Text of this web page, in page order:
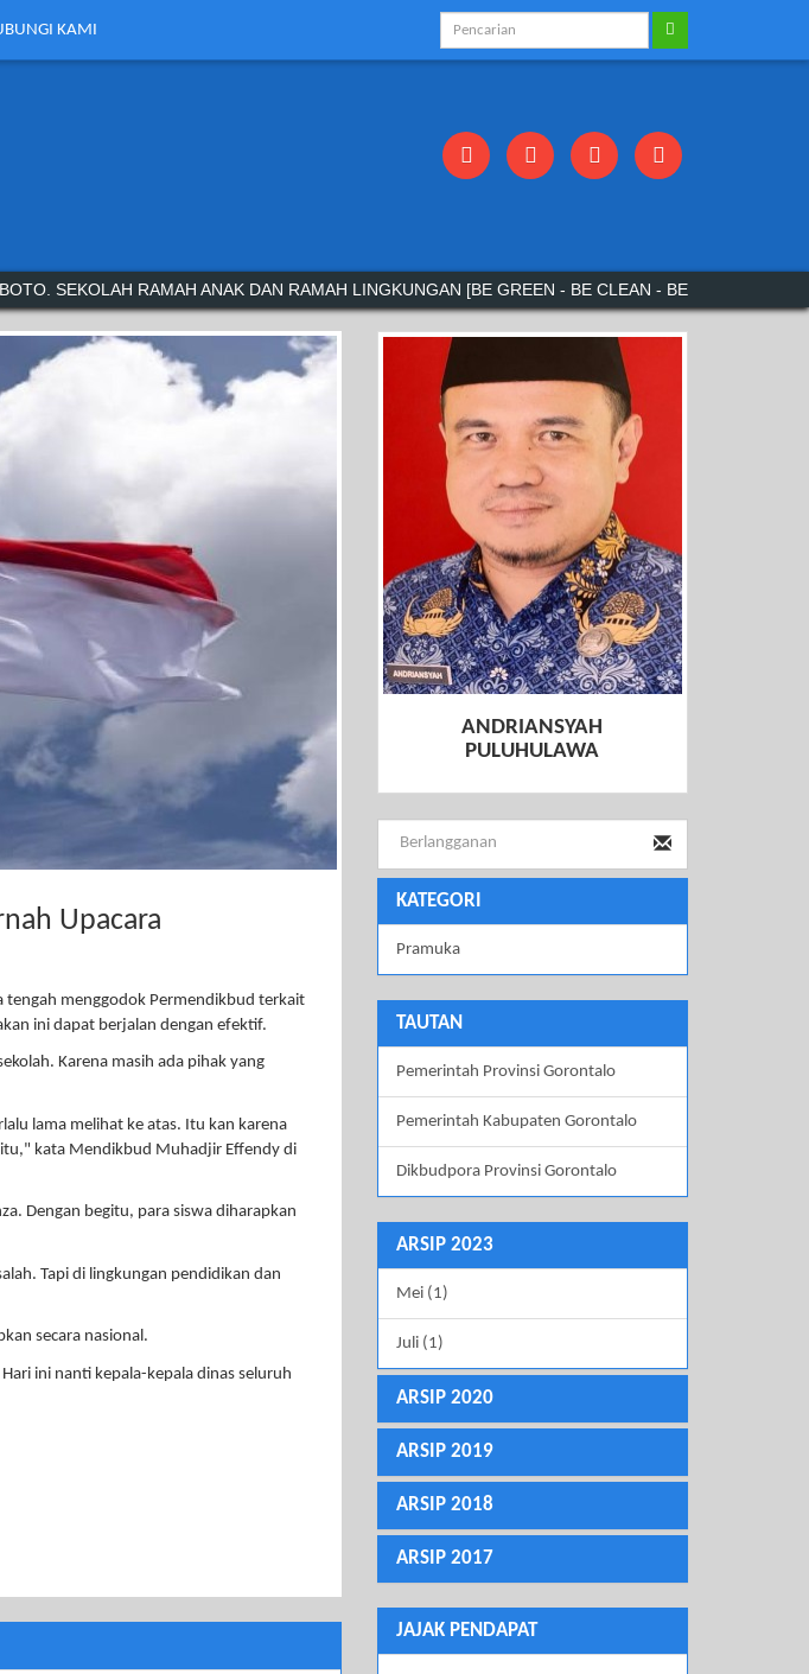
KAMI
RAMAH ANAK DAN RAMAH LINGKUNGAN [BE GREEN - BE CLEAN - BE SMART]. Admin
Upacara
tengah menggodok Permendikbud terkait
ini dapat berjalan dengan efektif.
Karena masih ada pihak yang
lama melihat ke atas. Itu kan karena
kata Mendikbud Muhadjir Effendy di
Dengan begitu, para siswa diharapkan
Tapi di lingkungan pendidikan dan
secara nasional.
ini nanti kepala-kepala dinas seluruh
ANDRIANSYAH
PULUHULAWA
KATEGORI
Pramuka
TAUTAN
Pemerintah Provinsi Gorontalo
Pemerintah Kabupaten Gorontalo
Dikbudpora Provinsi Gorontalo
ARSIP 2023
Mei (1)
Juli (1)
ARSIP 2020
ARSIP 2019
ARSIP 2018
ARSIP 2017
JAJAK PENDAPAT